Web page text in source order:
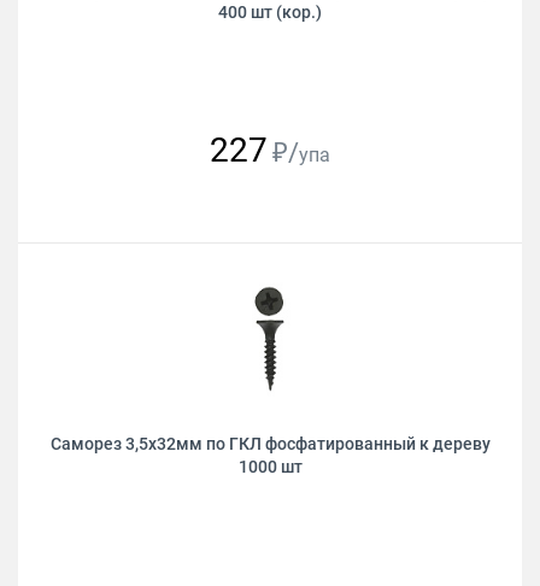
400 шт (кор.)
227 ₽/упа
Саморез 3,5х32мм по ГКЛ фосфатированный к дереву
1000 шт